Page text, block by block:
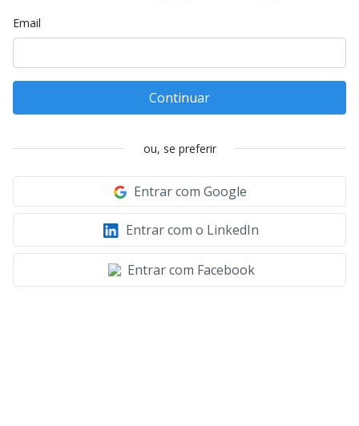
Email
Continuar
ou, se preferir
Entrar com Google
Entrar com o LinkedIn
Entrar com Facebook